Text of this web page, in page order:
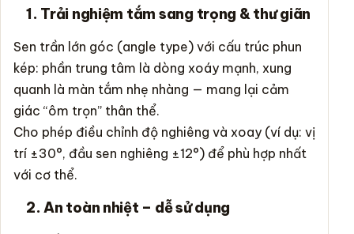
1. Trải nghiệm tắm sang trọng & thư giãn
Sen trần lớn góc (angle type) với cấu trúc phun
kép: phần trung tâm là dòng xoáy mạnh, xung
quanh là màn tắm nhẹ nhàng — mang lại cảm
giác “ôm trọn” thân thể.
Cho phép điều chỉnh độ nghiêng và xoay (ví dụ: vị
trí ±30°, đầu sen nghiêng ±12°) để phù hợp nhất
với cơ thể.
2. An toàn nhiệt – dễ sử dụng